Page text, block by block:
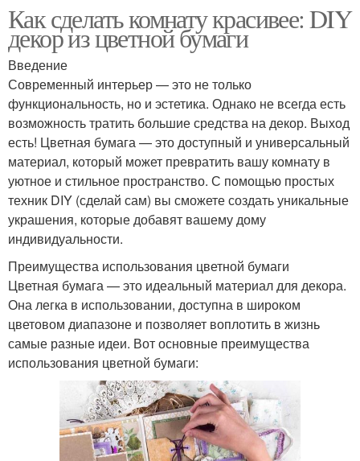
Как сделать комнату красивее: DIY
декор из цветной бумаги
Введение
Современный интерьер — это не только
функциональность, но и эстетика. Однако не всегда есть
возможность тратить большие средства на декор. Выход
есть! Цветная бумага — это доступный и универсальный
материал, который может превратить вашу комнату в
уютное и стильное пространство. С помощью простых
техник DIY (сделай сам) вы сможете создать уникальные
украшения, которые добавят вашему дому
индивидуальности.
Преимущества использования цветной бумаги
Цветная бумага — это идеальный материал для декора.
Она легка в использовании, доступна в широком
цветовом диапазоне и позволяет воплотить в жизнь
самые разные идеи. Вот основные преимущества
использования цветной бумаги: